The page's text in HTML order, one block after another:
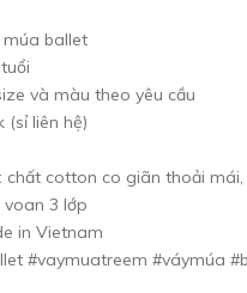
múa ballet
và màu theo yêu cầu
(sỉ liên hệ)
chất cotton co giãn thoải mái,
voan 3 lớp
in Vietnam
#vaymuatreem #váymúa